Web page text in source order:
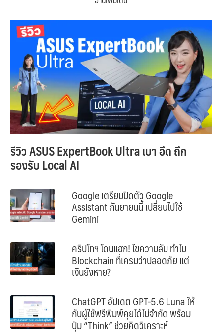
รีวิว ASUS ExpertBook Ultra เบา อึด ถึก
รองรับ Local AI
Google เตรียมปิดตัว Google
Assistant กันยายนนี้ เปลี่ยนไปใช้
Gemini
คริปโทฯ โดนแฮก! ไขความลับ ทำไม
Blockchain ที่เครมว่าปลอดภัย แต่
เงินยังหาย?
ChatGPT อัปเดต GPT-5.6 Luna ให้
กับผู้ใช้ฟรีพิมพ์คุยได้ไม่จำกัด พร้อม
ปุ่ม “Think” ช่วยคิดวิเคราะห์